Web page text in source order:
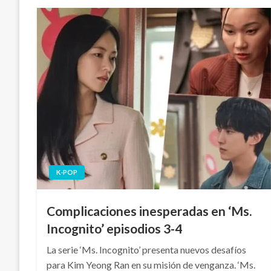
K-POP
Complicaciones inesperadas en ‘Ms.
Incognito’ episodios 3-4
La serie ‘Ms. Incognito’ presenta nuevos desafíos
para Kim Yeong Ran en su misión de venganza. ‘Ms.